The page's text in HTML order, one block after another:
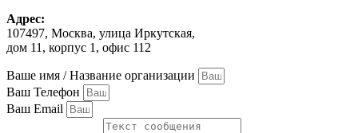
Адрес:
107497, Москва, улица Иркутская,
дом 11, корпус 1, офис 112
Ваше имя / Название организации
Ваш Телефон
Ваш Email